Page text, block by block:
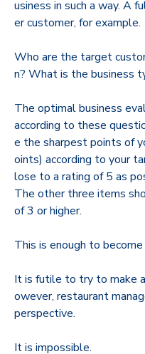
usiness in such a way. A
er customer, for example.
Who are the target
n? What is the business
The optimal business
according to these
e the sharpest points of
oints) according to your
lose to a rating of 5 as
The other three items
of 3 or higher.
This is enough to
It is futile to try to make
owever, restaurant
perspective.
It is impossible.